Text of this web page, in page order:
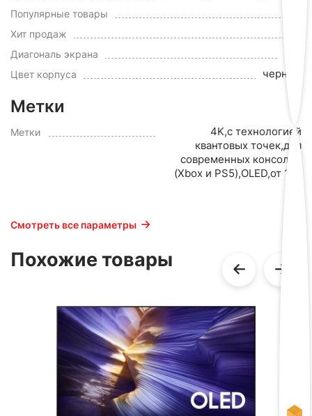
Популярные товары
Хит продаж
Диагональ экрана
Цвет корпуса черный
Метки
Метки
4K,с технологией
квантовых точек,для
современных консолей
(Xbox и PS5),OLED,от 120
Смотреть все параметры
Похожие товары